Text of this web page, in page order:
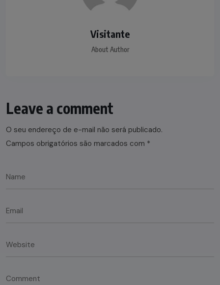
Visitante
About Author
Leave a comment
O seu endereço de e-mail não será publicado.
Campos obrigatórios são marcados com *